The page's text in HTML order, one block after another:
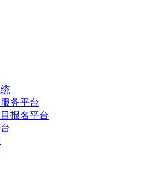
务平台
报名平台